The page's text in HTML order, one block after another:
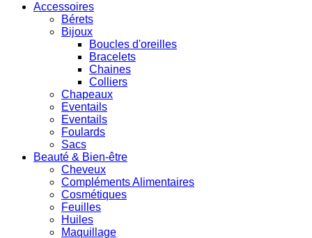
Accessoires
Bérets
Bijoux
Boucles d'oreilles
Bracelets
Chaines
Colliers
Chapeaux
Eventails
Eventails
Foulards
Sacs
Beauté & Bien-être
Cheveux
Compléments Alimentaires
Cosmétiques
Feuilles
Huiles
Maquillage